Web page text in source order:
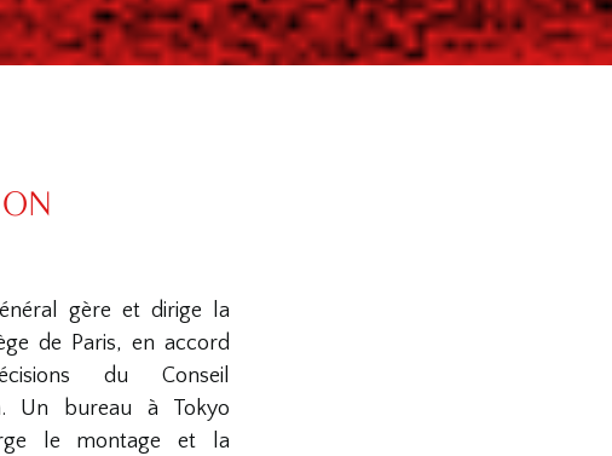
gère et dirige la
de Paris, en accord
du Conseil
Un bureau à Tokyo
le montage et la